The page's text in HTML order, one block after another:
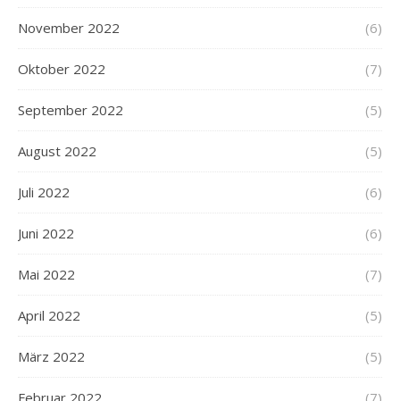
November 2022 (6)
Oktober 2022 (7)
September 2022 (5)
August 2022 (5)
Juli 2022 (6)
Juni 2022 (6)
Mai 2022 (7)
April 2022 (5)
März 2022 (5)
Februar 2022 (7)